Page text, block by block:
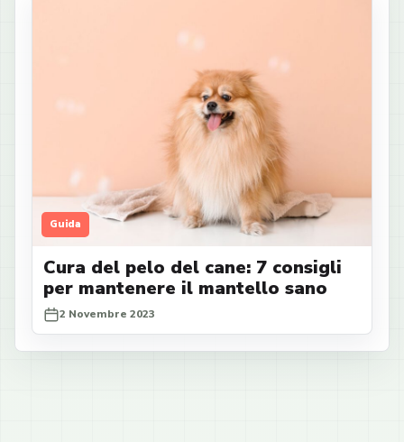
Guida
Cura del pelo del cane: 7 consigli
per mantenere il mantello sano
2 Novembre 2023